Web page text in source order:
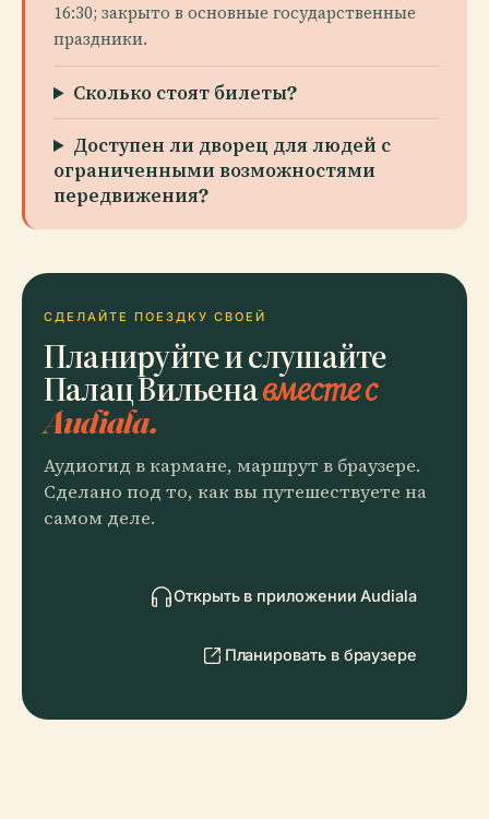
16:30; закрыто в основные государственные
праздники.
Сколько стоят билеты?
Доступен ли дворец для людей с
ограниченными возможностями
передвижения?
СДЕЛАЙТЕ ПОЕЗДКУ СВОЕЙ
Планируйте и слушайте
Палац Вильенавместе с
Audiala.
Аудиогид в кармане, маршрут в браузере.
Сделано под то, как вы путешествуете на
самом деле.
Открыть в приложении Audiala
Планировать в браузере